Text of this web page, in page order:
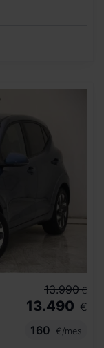
13.990 €
13.490 €
160
€/mes